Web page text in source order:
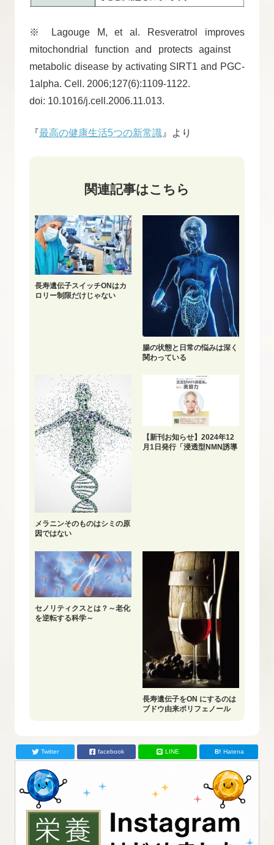
※ Lagouge M, et al. Resveratrol improves
mitochondrial function and protects against
metabolic disease by activating SIRT1 and PGC-
1alpha. Cell. 2006;127(6):1109-1122.
doi: 10.1016/j.cell.2006.11.013.
『最高の健康生活5つの新常識 』より
関連記事はこちら
長寿遺伝子スイッチONはカ
ロリー制限だけじゃない
腸の状態と日常の悩みは深く
関わっている
メラニンそのものはシミの原
因ではない
【新刊お知らせ】2024年12
月1日発行「浸透型NMN誘導
セノリティクスとは？～老化
を逆転する科学～
長寿遺伝子をON にするのは
ブドウ由来ポリフェノール
Twitter facebook LINE Hatena